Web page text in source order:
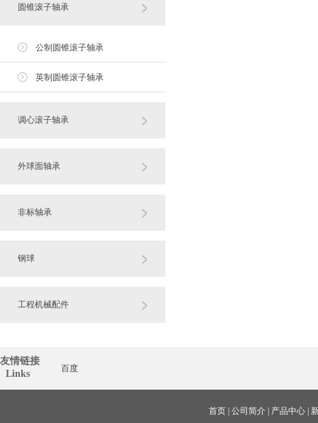
圆锥滚子轴承
公制圆锥滚子轴承
英制圆锥滚子轴承
调心滚子轴承
外球面轴承
非标轴承
钢球
工程机械配件
友情链接
  Links
百度
首页 | 公司简介 | 产品中心 |